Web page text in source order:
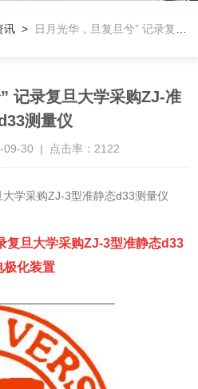
讯 > 日月光华，旦复旦兮” 记录复旦大学采购ZJ-准静态d33测量仪
记录复旦大学采购ZJ-准
测量仪
09-30 | 点击率：2122
学采购ZJ-3型准静态d33测量仪
复旦大学采购ZJ-3型准静态d33
极化装置